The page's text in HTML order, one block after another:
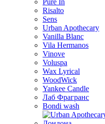
Pure In
Risalto
Sens
Urban Apothecary
Vanilla Blanc
Vila Hermanos
Vinove
Voluspa
Wax Lyrical
WoodWick
Yankee Candle
Лаб Фрагранс
Bondi wash